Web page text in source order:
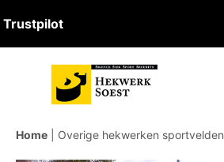
Trustpilot
Home Overige hekwerken sportvelden